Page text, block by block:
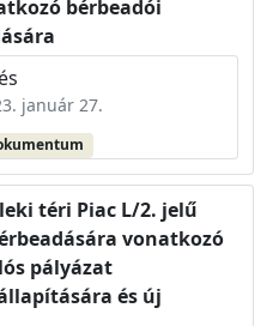
bérbeadói
január 27.
téri Piac L/2. jelű
vonatkozó
pályázat
és új